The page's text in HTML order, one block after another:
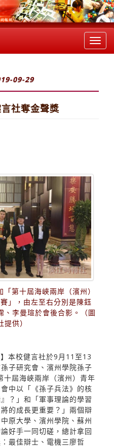
09-29
社奪金聲獎
第十屆海峽兩岸（濱州）
」，由左至右分別是陳鈺
、李曼瑄於會後合影。（圖
提供）
本校健言社於9月11至13
子研究會、濱州學院孫子
屆海峽兩岸（濱州）青年
中以「《孫子兵法》的核
？」和「軍事理論的學習
的成長更重要？」兩個辯
原大學、濱州學院、蘇州
好手一同切磋，總計拿回
最佳辯士、電機三廖哲